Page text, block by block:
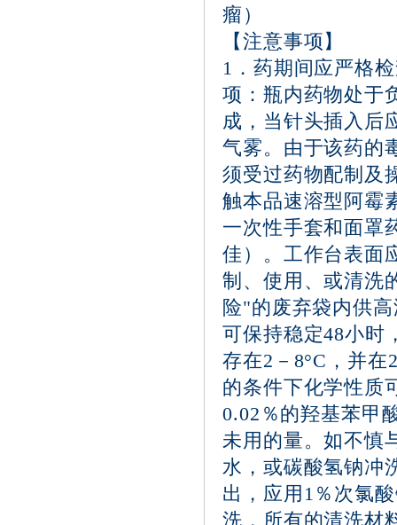
瘤）
【注意事项】
1．药期间应严格
项：瓶内药物处于
成，当针头插入后
气雾。由于该药的
须受过药物配制及
触本品速溶型阿霉
一次性手套和面罩
佳）。工作台表面
制、使用、或清洗
险"的废弃袋内供
可保持稳定48小时
存在2－8°C，并
的条件下化学性质
0.02％的羟基苯甲
未用的量。如不慎
水，或碳酸氢钠冲
出，应用1％次氯
洗，所有的清洗材